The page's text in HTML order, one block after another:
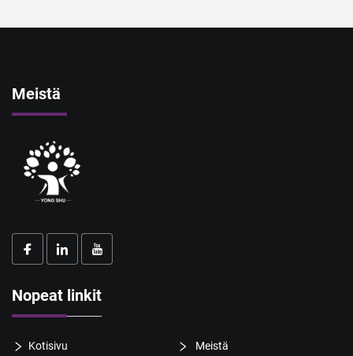
Meistä
Nopeat linkit
Kotisivu Meistä